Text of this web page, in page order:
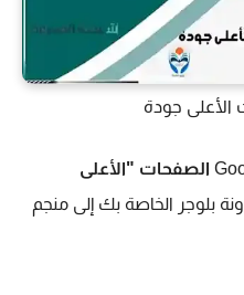
الأعلى جودة
الصفحات "الأعلى
بلوجر الخاصة بك إلى منجم